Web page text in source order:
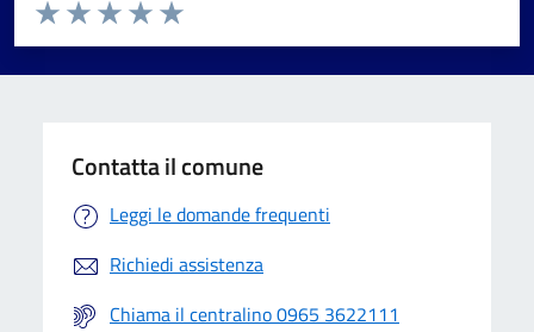
Valuta da 1 a 5 stelle la pagina
Valuta 5 stelle su 5
Valuta 4 stelle su 5
Valuta 3 stelle su 5
Valuta 2 stelle su 5
Valuta 1 stelle su 5
Contatta il comune
Leggi le domande frequenti
Richiedi assistenza
Chiama il centralino 0965 3622111